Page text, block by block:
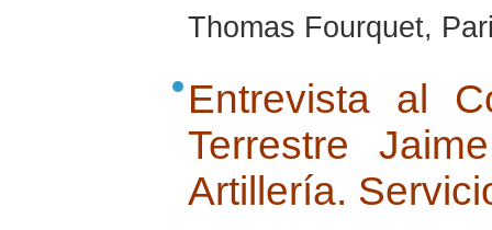
Thomas Fourquet,
Entrevista al
Terrestre
Artillería.